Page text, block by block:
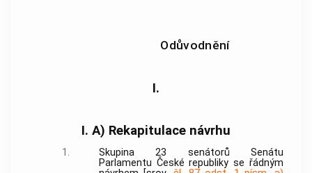
Odůvodnění
I.
I. A) Rekapitulace návrhu
1.
Skupina 23 senátorů Senátu
Parlamentu České republiky se řádným